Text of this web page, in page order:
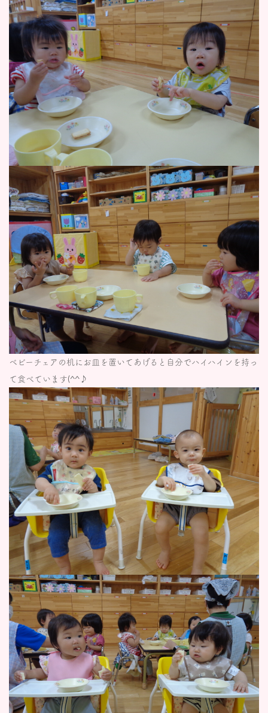
ベビーチェアの机にお皿を置いてあげると自分でハイハインを持っ
て食べています(^^♪